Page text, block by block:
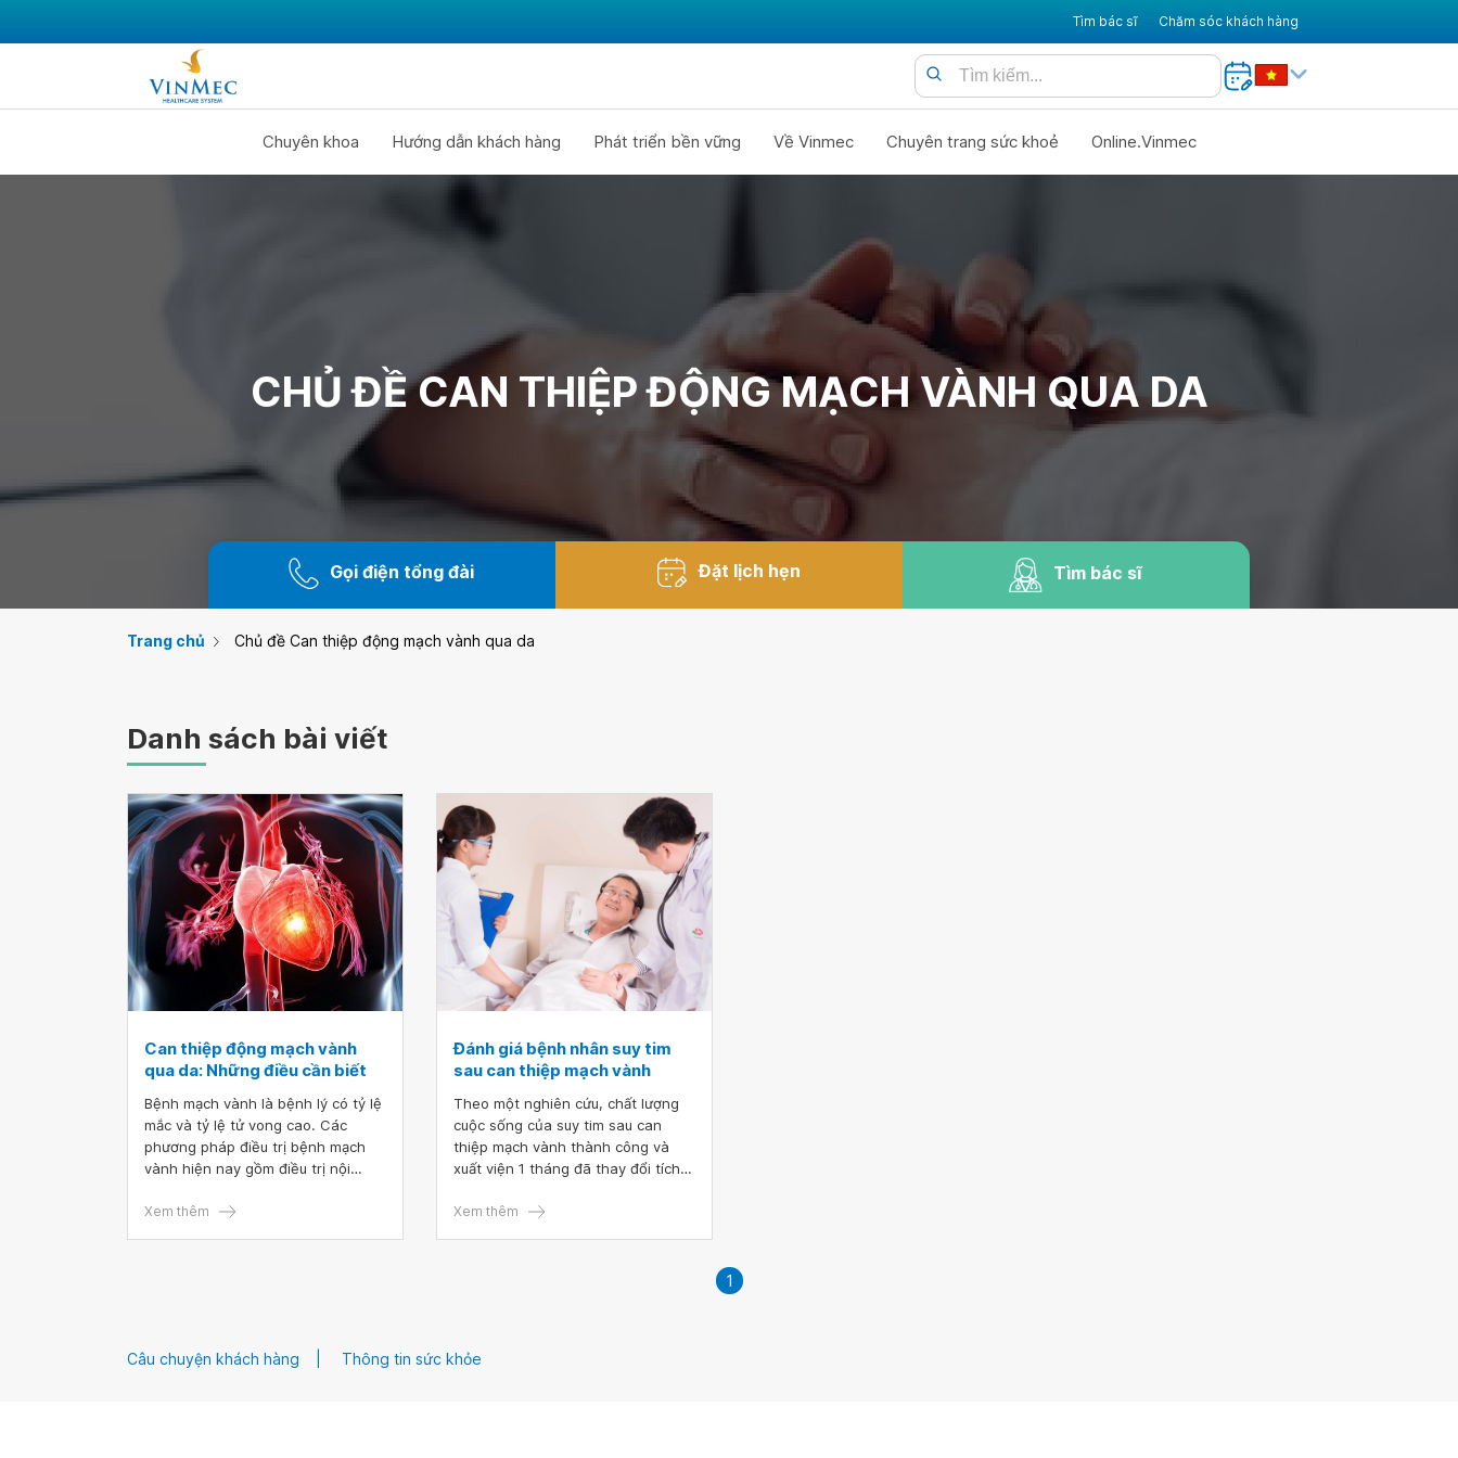
Tìm bác sĩ Chăm sóc khách hàng
Chuyên khoa Hướng dẫn khách hàng Phát triển bền vững Về Vinmec Chuyên trang sức khoẻ Online.Vinmec
CHỦ ĐỀ CAN THIỆP ĐỘNG MẠCH VÀNH QUA DA
Gọi điện tổng đài Đặt lịch hẹn Tìm bác sĩ
Trang chủ Chủ đề Can thiệp động mạch vành qua da
Danh sách bài viết
Can thiệp động mạch vành
qua da: Những điều cần biết
Bệnh mạch vành là bệnh lý có tỷ lệ
mắc và tỷ lệ tử vong cao. Các
phương pháp điều trị bệnh mạch
vành hiện nay gồm điều trị nội
thiệp động mạch vành qua da là
Xem thêm
Đánh giá bệnh nhân suy tim
sau can thiệp mạch vành
Theo một nghiên cứu, chất lượng
cuộc sống của suy tim sau can
thiệp mạch vành thành công và
xuất viện 1 tháng đã thay đổi tích
năng gắng sức, độ ổn định và tần
Xem thêm
1
Câu chuyện khách hàng Thông tin sức khỏe